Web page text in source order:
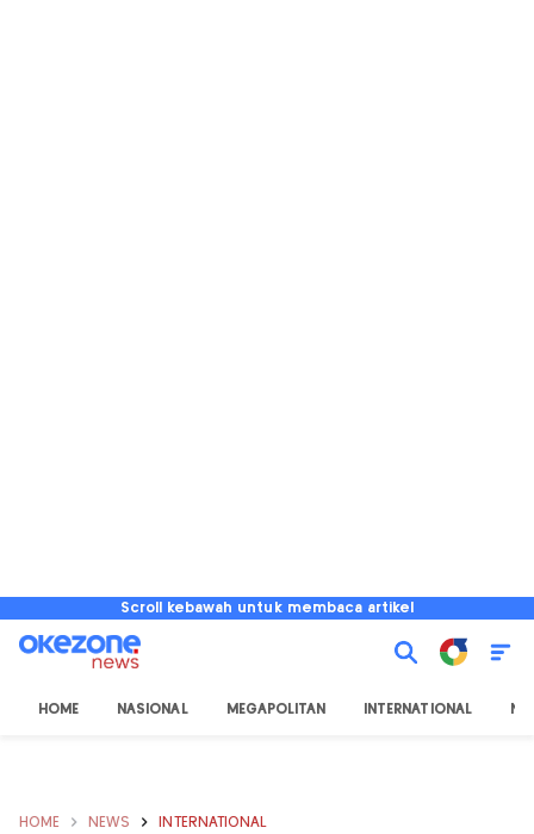
Scroll kebawah untuk membaca artikel
HOME NASIONAL MEGAPOLITAN INTERNATIONAL
HOME NEWS INTERNATIONAL